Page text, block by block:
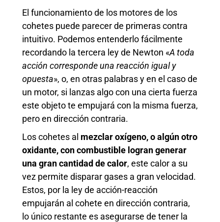
El funcionamiento de los motores de los
cohetes puede parecer de primeras contra
intuitivo. Podemos entenderlo fácilmente
recordando la tercera ley de Newton «A toda
acción corresponde una reacción igual y
opuesta», o, en otras palabras y en el caso de
un motor, si lanzas algo con una cierta fuerza
este objeto te empujará con la misma fuerza,
pero en dirección contraria.
Los cohetes al mezclar oxígeno, o algún otro
oxidante, con combustible logran generar
una gran cantidad de calor, este calor a su
vez permite disparar gases a gran velocidad.
Estos, por la ley de acción-reacción
empujarán al cohete en dirección contraria,
lo único restante es asegurarse de tener la